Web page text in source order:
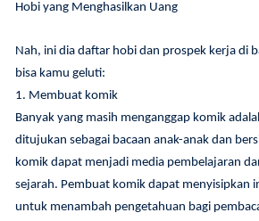
Hobi yang Menghasilkan Uang
Nah, ini dia daftar hobi dan prospek kerja di
bisa kamu geluti:
1. Membuat komik
Banyak yang masih menganggap komik
ditujukan sebagai bacaan anak-anak dan
komik dapat menjadi media pembelajaran
sejarah. Pembuat komik dapat menyisipkan
untuk menambah pengetahuan bagi